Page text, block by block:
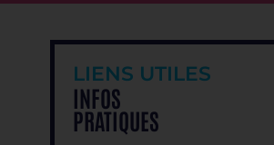
LIENS UTILES
INFOS
PRATIQUES